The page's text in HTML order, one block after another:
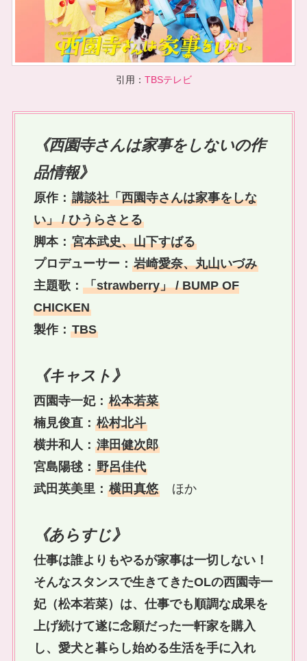
引用： TBSテレビ
《西園寺さんは家事をしないの作
品情報》
原作： 講談社「西園寺さんは家事をしな
い」 / ひうらさとる
脚本： 宮本武史、山下すばる
プロデューサー： 岩崎愛奈、丸山いづみ
主題歌： 「strawberry」 / BUMP OF
CHICKEN
製作： TBS
《キャスト》
西園寺一妃： 松本若菜
楠見俊直： 松村北斗
横井和人： 津田健次郎
宮島陽毬： 野呂佳代
武田英美里： 横田真悠 ほか
《あらすじ》
仕事は誰よりもやるが家事は一切しない！
そんなスタンスで生きてきたOLの西園寺一
妃（松本若菜）は、仕事でも順調な成果を
上げ続けて遂に念願だった一軒家を購入
し、愛犬と暮らし始める生活を手に入れ